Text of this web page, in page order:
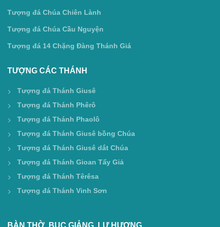
Tượng đá Chúa Chiên Lành
Tượng đá Chúa Cầu Nguyện
Tượng đá 14 Chặng Đàng Thánh Giá
TƯỢNG CÁC THÁNH
Tượng đá Thánh Giusê
Tượng đá Thánh Phêrô
Tượng đá Thánh Phaolô
Tượng đá Thánh Giusê bồng Chúa
Tượng đá Thánh Giusê dắt Chúa
Tượng đá Thánh Gioan Tẩy Giả
Tượng đá Thánh Têrêsa
Tượng đá Thánh Vinh Sơn
BÀN THỜ, BỤC GIẢNG, LƯ HƯƠNG